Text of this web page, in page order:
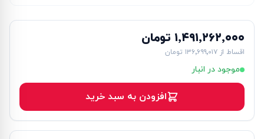
۱٬۴۹۱٬۲۶۲٬۰۰۰ تومان
اقساط از ۱۳۶٬۶۹۹٬۰۱۷ تومان
موجود در انبار
افزودن به سبد خرید